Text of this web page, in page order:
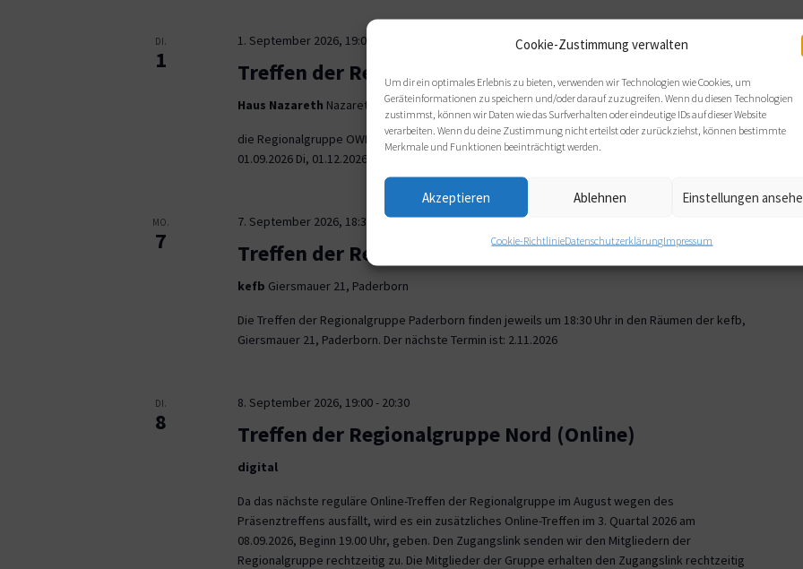
Cookie-Zustimmung verwalten
Um dir ein optimales Erlebnis zu bieten, verwenden wir Technologien wie Cookies, um
Geräteinformationen zu speichern und/oder darauf zuzugreifen. Wenn du diesen Technologien
zustimmst, können wir Daten wie das Surfverhalten oder eindeutige IDs auf dieser Website
verarbeiten. Wenn du deine Zustimmung nicht erteilst oder zurückziehst, können bestimmte
Merkmale und Funktionen beeinträchtigt werden.
Akzeptieren Ablehnen Einstellungen
Cookie-RichtlinieDatenschutzerklärungImpressum
DI.
1
1. September 2026, 19:00
Treffen der Regionalgruppe OWL
Haus Nazareth Nazarethweg 5, Bielefeld
die Regionalgruppe OWL trifft sich wie gewohnt im Haus Nazareth an folgenden Terminen: Di,
01.09.2026 Di, 01.12.2026 jeweils von 19 bis 21 Uhr.
MO.
7
7. September 2026, 18:30 21:30
Treffen der Regionalgruppe Paderborn
kefb Giersmauer 21, Paderborn
Die Treffen der Regionalgruppe Paderborn finden jeweils um 18:30 Uhr in den Räumen der kefb,
Giersmauer 21, Paderborn. Der nächste Termin ist: 2.11.2026
DI.
8
8. September 2026, 19:00- 20:30
Treffen der Regionalgruppe Nord (Online)
digital
Da das nächste reguläre Online-Treffen der Regionalgruppe im August wegen des
Präsenztreffens ausfällt, wird es ein zusätzliches Online-Treffen im 3. Quartal 2026 am
08.09.2026, Beginn 19.00 Uhr, geben. Den Zugangslink senden wir den Mitgliedern der
Regionalgruppe rechtzeitig zu. Die Mitglieder der Gruppe erhalten den Zugangslink rechtzeitig